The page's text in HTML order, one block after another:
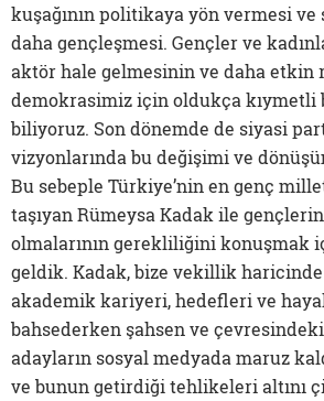
kuşağının politikaya yön vermesi
daha gençleşmesi. Gençler ve
aktör hale gelmesinin ve daha etkin
demokrasimiz için oldukça kıymetli
biliyoruz. Son dönemde de siyasi
vizyonlarında bu değişimi ve
Bu sebeple Türkiye’nin en genç
taşıyan Rümeysa Kadak ile
olmalarının gerekliliğini konuşmak
geldik. Kadak, bize vekillik
akademik kariyeri, hedefleri ve
bahsederken şahsen ve
adayların sosyal medyada maruz
ve bunun getirdiği tehlikeleri altını